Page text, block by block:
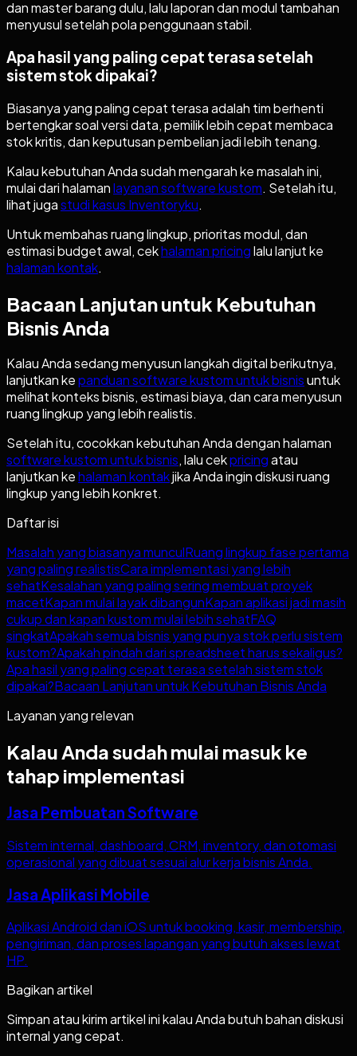
dan master barang dulu, lalu laporan dan modul tambahan
menyusul setelah pola penggunaan stabil.
Apa hasil yang paling cepat terasa setelah
sistem stok dipakai?
Biasanya yang paling cepat terasa adalah tim berhenti
bertengkar soal versi data, pemilik lebih cepat membaca
stok kritis, dan keputusan pembelian jadi lebih tenang.
Kalau kebutuhan Anda sudah mengarah ke masalah ini,
mulai dari halamanlayanan software kustom. Setelah itu,
lihat jugastudi kasus Inventoryku.
Untuk membahas ruang lingkup, prioritas modul, dan
estimasi budget awal, cekhalaman pricinglalu lanjut ke
halaman kontak.
Bacaan Lanjutan untuk Kebutuhan
Bisnis Anda
Kalau Anda sedang menyusun langkah digital berikutnya,
lanjutkan kepanduan software kustom untuk bisnisuntuk
melihat konteks bisnis, estimasi biaya, dan cara menyusun
ruang lingkup yang lebih realistis.
Setelah itu, cocokkan kebutuhan Anda dengan halaman
software kustom untuk bisnis, lalu cekpricingatau
lanjutkan kehalaman kontakjika Anda ingin diskusi ruang
lingkup yang lebih konkret.
Daftar isi
Masalah yang biasanya munculRuang lingkup fase pertama
yang paling realistisCara implementasi yang lebih
sehatKesalahan yang paling sering membuat proyek
macetKapan mulai layak dibangunKapan aplikasi jadi masih
cukup dan kapan kustom mulai lebih sehatFAQ
singkatApakah semua bisnis yang punya stok perlu sistem
kustom?Apakah pindah dari spreadsheet harus sekaligus?
Apa hasil yang paling cepat terasa setelah sistem stok
dipakai?Bacaan Lanjutan untuk Kebutuhan Bisnis Anda
Layanan yang relevan
Kalau Anda sudah mulai masuk ke
tahap implementasi
Jasa Pembuatan Software
Sistem internal, dashboard, CRM, inventory, dan otomasi
operasional yang dibuat sesuai alur kerja bisnis Anda.
Jasa Aplikasi Mobile
Aplikasi Android dan iOS untuk booking, kasir, membership,
pengiriman, dan proses lapangan yang butuh akses lewat
HP.
Bagikan artikel
Simpan atau kirim artikel ini kalau Anda butuh bahan diskusi
internal yang cepat.